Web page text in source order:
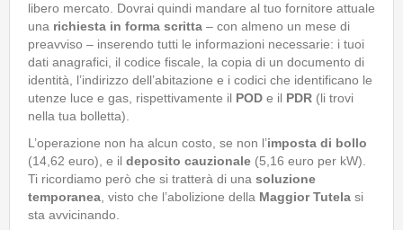
libero mercato. Dovrai quindi mandare al tuo fornitore attuale
una richiesta in forma scritta – con almeno un mese di
preavviso – inserendo tutti le informazioni necessarie: i tuoi
dati anagrafici, il codice fiscale, la copia di un documento di
identità, l’indirizzo dell’abitazione e i codici che identificano le
utenze luce e gas, rispettivamente il POD e il PDR (li trovi
nella tua bolletta).
L’operazione non ha alcun costo, se non l’imposta di bollo
(14,62 euro), e il deposito cauzionale (5,16 euro per kW).
Ti ricordiamo però che si tratterà di una soluzione
temporanea , visto che l’abolizione della Maggior Tutela si
sta avvicinando.